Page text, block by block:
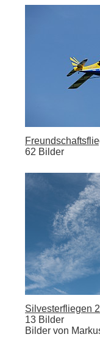
62 Bilder
Silvesterfliegen
13 Bilder
Bilder von